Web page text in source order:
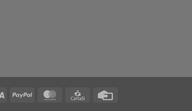
Visa PayPal MasterCardCartaSi